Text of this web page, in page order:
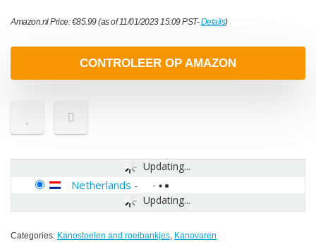
Amazon.nl Price:€85.99(as of 11/01/2023 15:09 PST-Details)
CONTROLEER OP AMAZON
Updating...
Updating...
Netherlands -
Categories: Kanostoelen and roeibankjes, Kanovaren